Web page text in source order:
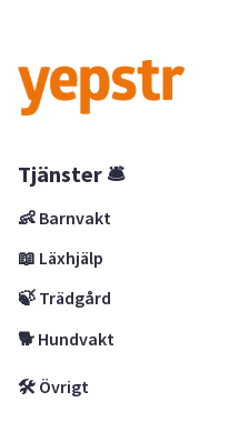
Tjänster 🛎
👶 Barnvakt
📖 Läxhjälp
🍃 Trädgård
🐕 Hundvakt
🛠 Övrigt